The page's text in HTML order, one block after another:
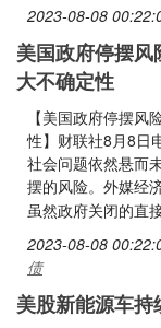
2023-08-08
美国政府停摆
大不确定性
【美国政府停摆
性】财联社8月8日
社会问题依然悬而
摆的风险。外媒经
虽然政府关闭的直
2023-08-08
债
美股新能源车